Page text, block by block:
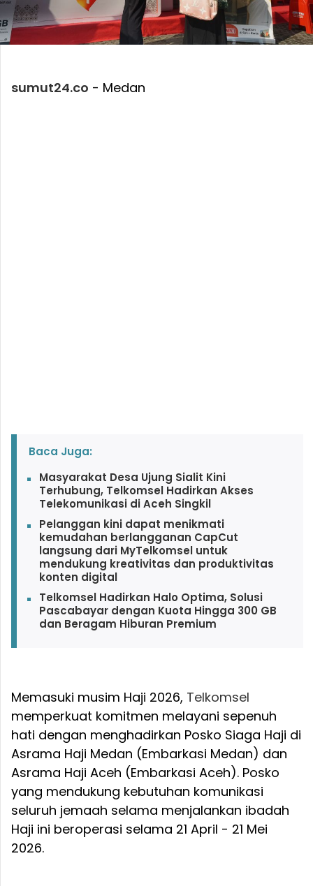
sumut24.co - Medan
Baca Juga:
Masyarakat Desa Ujung Sialit Kini
Terhubung, Telkomsel Hadirkan Akses
Telekomunikasi di Aceh Singkil
Pelanggan kini dapat menikmati
kemudahan berlangganan CapCut
langsung dari MyTelkomsel untuk
mendukung kreativitas dan produktivitas
konten digital
Telkomsel Hadirkan Halo Optima, Solusi
Pascabayar dengan Kuota Hingga 300 GB
dan Beragam Hiburan Premium
Memasuki musim Haji 2026, Telkomsel
memperkuat komitmen melayani sepenuh
hati dengan menghadirkan Posko Siaga Haji di
Asrama Haji Medan (Embarkasi Medan) dan
Asrama Haji Aceh (Embarkasi Aceh). Posko
yang mendukung kebutuhan komunikasi
seluruh jemaah selama menjalankan ibadah
Haji ini beroperasi selama 21 April - 21 Mei
2026.